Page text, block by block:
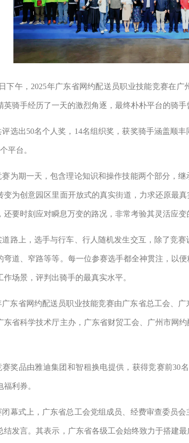
下午， 2025年广东省网约配送员职业技能竞赛在
英骑手经历了一天的激烈角逐，最终朴朴平台的骑手
选出50名个人奖， 14名组织奖，获奖骑手涵盖顺
个平台。
赛为期一天，包含理论知识和操作技能两个部分，继
变为创意园区里面开放式的真实街道，力求还原最
还要时刻应对瞬息万变的路况，非常考验其灵活应变
道路上，选手与行车、行人随机发生交互，除了竞
弯道、窄路等等。每一位参赛选手都全神贯注，以
作场景，评判出骑手的最真实水平。
广东省网约配送员职业技能竞赛由广东省总工会、
东省科学技术厅主办，广东省财贸工会、广州市网
赛奖品由雅迪集团和智租换电提供，获得竞赛前30
利券。
闭幕式上，广东省总工会党组成员、经费审查委员
结发言。其表示，广东省各级工会始终致力于搭建